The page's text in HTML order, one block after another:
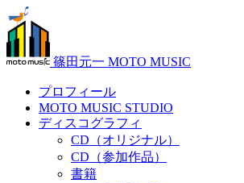
篠田元一 MOTO MUSIC
プロフィール
MOTO MUSIC STUDIO
ディスコグラフィ
CD（オリジナル）
CD（参加作品）
書籍